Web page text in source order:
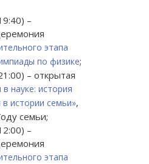
–
этапа
по физике;
– открытая
в науке: история
истории семьи»,
семьи;
–
этапа